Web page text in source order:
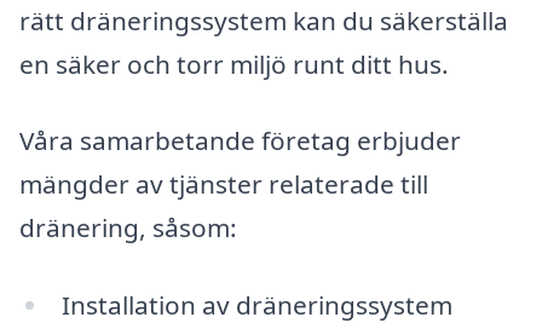
rätt dräneringssystem kan du säkerställa
en säker och torr miljö runt ditt hus.
Våra samarbetande företag erbjuder
mängder av tjänster relaterade till
dränering, såsom:
Installation av dräneringssystem